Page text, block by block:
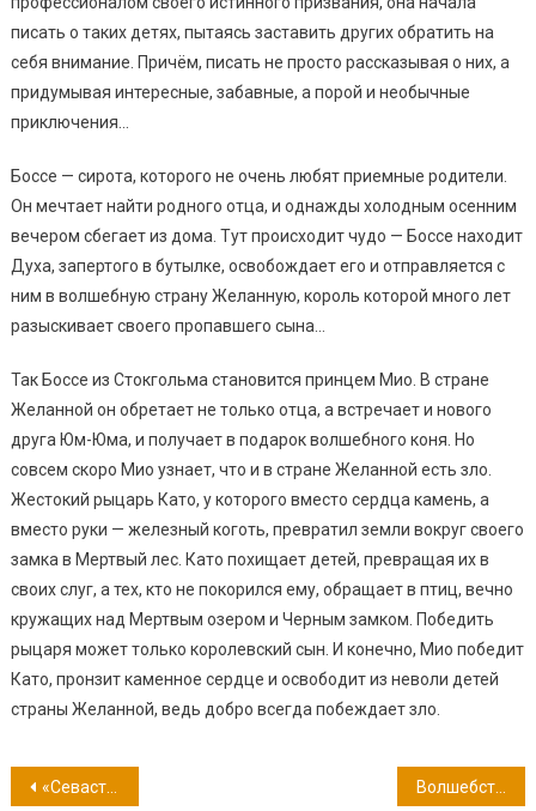
писать о таких детях, пытаясь заставить других обратить на
себя внимание. Причём, писать не просто рассказывая о них, а
придумывая интересные, забавные, а порой и необычные
приключения…
Боссе — сирота, которого не очень любят приемные родители.
Он мечтает найти родного отца, и однажды холодным осенним
вечером сбегает из дома. Тут происходит чудо — Боссе находит
Духа, запертого в бутылке, освобождает его и отправляется с
ним в волшебную страну Желанную, король которой много лет
разыскивает своего пропавшего сына…
Так Боссе из Стокгольма становится принцем Мио. В стране
Желанной он обретает не только отца, а встречает и нового
друга Юм-Юма, и получает в подарок волшебного коня. Но
совсем скоро Мио узнает, что и в стране Желанной есть зло.
Жестокий рыцарь Като, у которого вместо сердца камень, а
вместо руки — железный коготь, превратил земли вокруг своего
замка в Мертвый лес. Като похищает детей, превращая их в
своих слуг, а тех, кто не покорился ему, обращает в птиц, вечно
кружащих над Мертвым озером и Черным замком. Победить
рыцаря может только королевский сын. И конечно, Мио победит
Като, пронзит каменное сердце и освободит из неволи детей
страны Желанной, ведь добро всегда побеждает зло.
Навигация
«Севастополь, герой прославленный на век!..» Волшебство в стежках